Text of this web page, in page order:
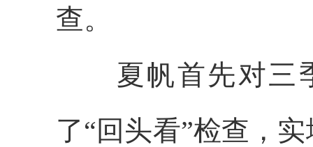
查。
夏帆首先对三
了“回头看”检查，